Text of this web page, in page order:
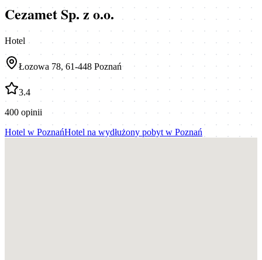
Cezamet Sp. z o.o.
Hotel
Łozowa 78, 61-448 Poznań
3.4
400 opinii
Hotel w PoznańHotel na wydłużony pobyt w Poznań